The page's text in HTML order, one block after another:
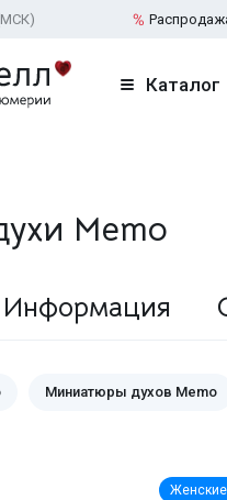
Каталог
Memo
Информация
Миниатюры духов Memo
Женские